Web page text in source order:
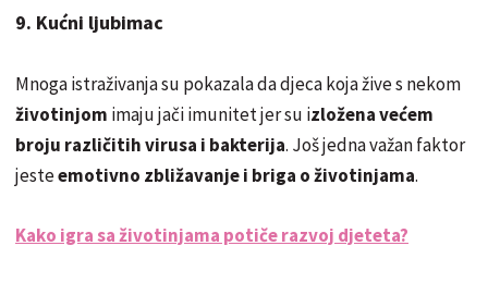
9. Kućni ljubimac
Mnoga istraživanja su pokazala da djeca koja žive s nekom
životinjom imaju jači imunitet jer su izložena većem
broju različitih virusa i bakterija. Još jedna važan faktor
jesteemotivno zbližavanje i briga o životinjama.
Kako igra sa životinjama potiče razvoj djeteta?